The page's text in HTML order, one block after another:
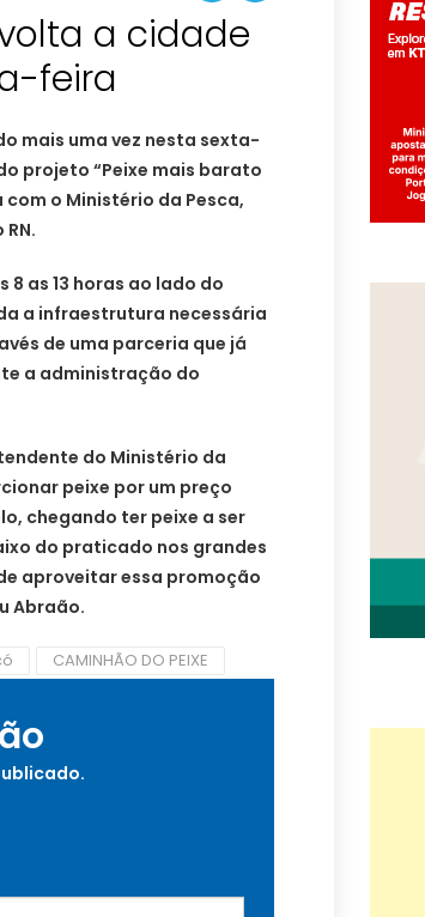
a cidade
feira
mais uma vez nesta sexta-
projeto “Peixe mais barato
o Ministério da Pesca,
8 as 13 horas ao lado do
a infraestrutura necessária
de uma parceria que já
a administração do
do Ministério da
peixe por um preço
chegando ter peixe a ser
do praticado nos grandes
aproveitar essa promoção
Abraão.
CAMINHÃO DO PEIXE